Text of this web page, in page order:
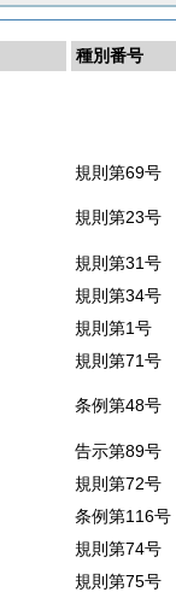
種別番号
規則第69号
規則第23号
規則第31号
規則第34号
規則第1号
規則第71号
条例第48号
告示第89号
規則第72号
条例第116号
規則第74号
規則第75号